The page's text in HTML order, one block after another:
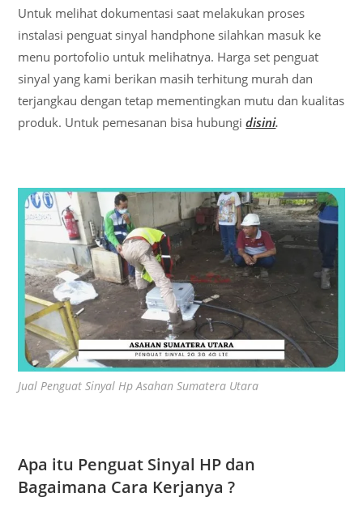
Untuk melihat dokumentasi saat melakukan proses
instalasi penguat sinyal handphone silahkan masuk ke
menu portofolio untuk melihatnya. Harga set penguat
sinyal yang kami berikan masih terhitung murah dan
terjangkau dengan tetap mementingkan mutu dan kualitas
produk. Untuk pemesanan bisa hubungidisini.
Jual Penguat Sinyal Hp Asahan Sumatera Utara
Apa itu Penguat Sinyal HP dan
Bagaimana Cara Kerjanya ?